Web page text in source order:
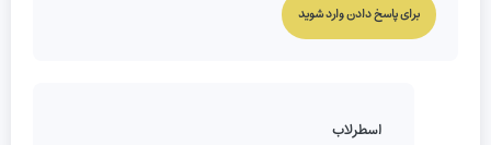
برای پاسخ دادن وارد شوید
اسطرلاب